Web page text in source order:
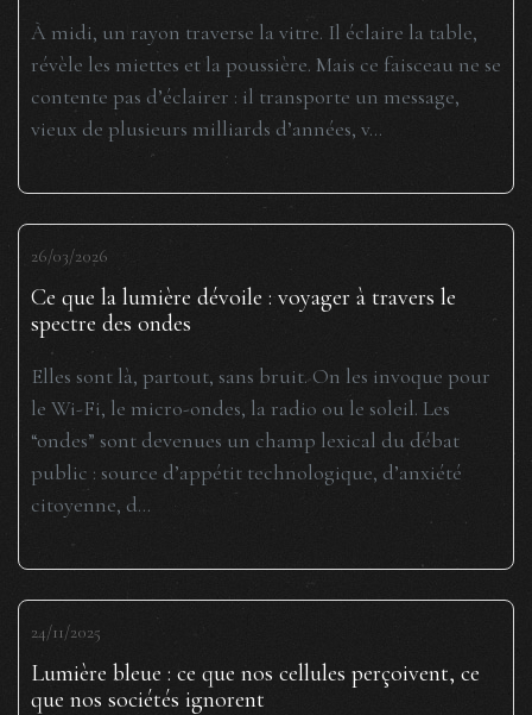
À midi, un rayon traverse la vitre. Il éclaire la table,
révèle les miettes et la poussière. Mais ce faisceau ne se
contente pas d’éclairer : il transporte un message,
vieux de plusieurs milliards d’années, v...
26/03/2026
Ce que la lumière dévoile : voyager à travers le
spectre des ondes
Elles sont là, partout, sans bruit. On les invoque pour
le Wi-Fi, le micro-ondes, la radio ou le soleil. Les
“ondes” sont devenues un champ lexical du débat
public : source d’appétit technologique, d’anxiété
citoyenne, d...
24/11/2025
Lumière bleue : ce que nos cellules perçoivent, ce
que nos sociétés ignorent